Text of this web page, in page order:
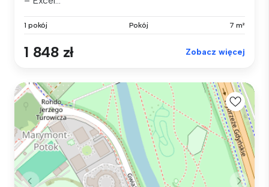
1 pokój Pokój 7 m²
1 848 zł Zobacz więcej